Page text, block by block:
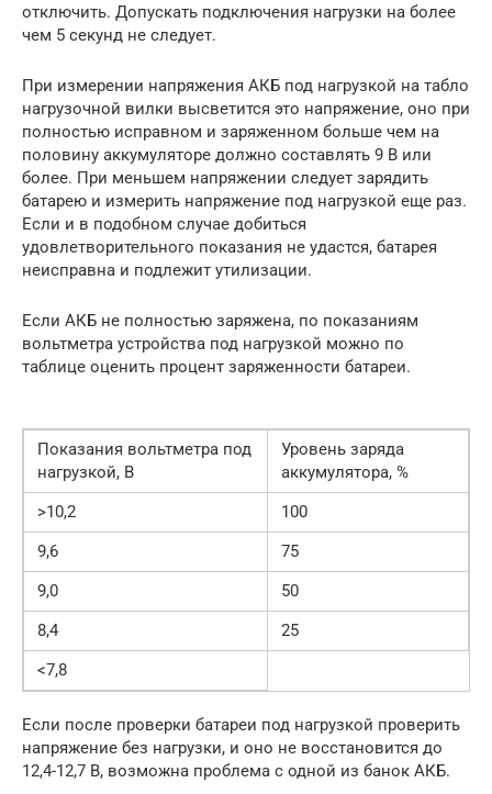
отключить. Допускать подключения нагрузки на более
чем 5 секунд не следует.
При измерении напряжения АКБ под нагрузкой на табло
нагрузочной вилки высветится это напряжение, оно при
полностью исправном и заряженном больше чем на
половину аккумуляторе должно составлять 9 В или
более. При меньшем напряжении следует зарядить
батарею и измерить напряжение под нагрузкой еще раз.
Если и в подобном случае добиться
удовлетворительного показания не удастся, батарея
неисправна и подлежит утилизации.
Если АКБ не полностью заряжена, по показаниям
вольтметра устройства под нагрузкой можно по
таблице оценить процент заряженности батареи.
Показания вольтметра под
нагрузкой, В
Уровень заряда
аккумулятора, %
>10,2
100
9,6
75
9,0
50
8,4
25
<7,8
Если после проверки батареи под нагрузкой проверить
напряжение без нагрузки, и оно не восстановится до
12,4-12,7 В, возможна проблема с одной из банок АКБ.